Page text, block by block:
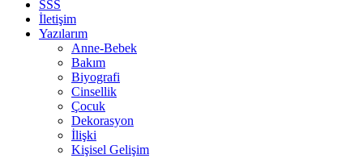
SSS
İletişim
Yazılarım
Anne-Bebek
Bakım
Biyografi
Cinsellik
Çocuk
Dekorasyon
İlişki
Kişisel Gelişim